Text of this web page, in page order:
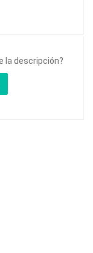
la descripción?